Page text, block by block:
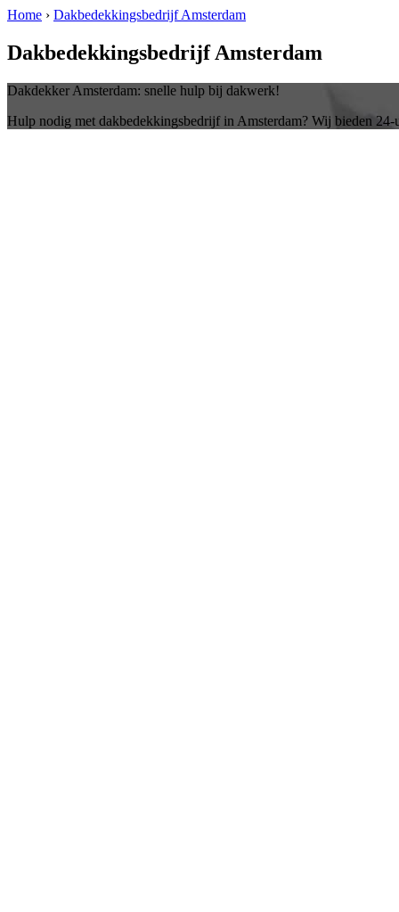
Home › Dakbedekkingsbedrijf Amsterdam
Dakbedekkingsbedrijf Amsterdam
Dakdekker Amsterdam: snelle hulp bij dakwerk!
Hulp nodig met dakbedekkingsbedrijf in Amsterdam? Wij bieden